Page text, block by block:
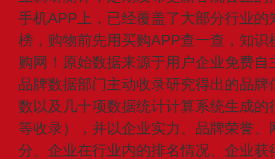
手机APP上，已经覆盖了大部分行业
榜，购物前先用买购APP查一查，知
购网！原始数据来源于用户企业免费
品牌数据部门主动收录研究得出的品
数以及几十项数据统计计算系统生成
等收录），并以企业实力、品牌荣誉
分、企业在行业内的排名情况、企业